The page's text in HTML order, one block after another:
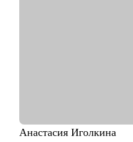
Анастасия Иголкина